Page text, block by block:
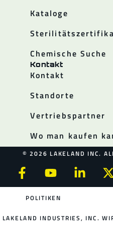
Kataloge
Chemische Suche
Kontakt
Kontakt
Standorte
Vertriebspartner
Wo man kaufen
© 2026 LAKELAND INC.
POLITIKEN
LAKELAND INDUSTRIES, INC.